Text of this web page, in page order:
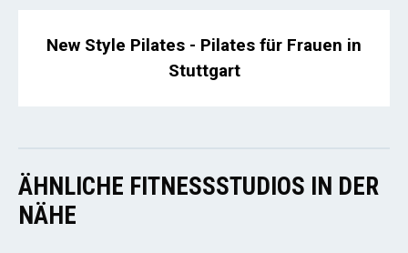
New Style Pilates - Pilates für Frauen in
Stuttgart
ÄHNLICHE FITNESSSTUDIOS IN DER
NÄHE